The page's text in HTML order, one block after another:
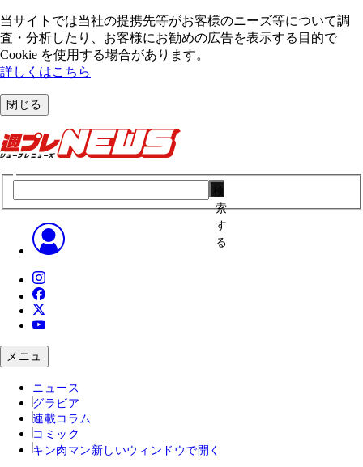
当サイトでは当社の提携先等がお客様のニーズ等について調
査・分析したり、お客様にお勧めの広告を表⽰する⽬的で
Cookie を使⽤する場合があります。
詳しくはこちら
閉じる
索
す
る
メニュ
ニュース
グラビア
連載コラム
コミック
キン肉マン 新しいウィンドウで開く